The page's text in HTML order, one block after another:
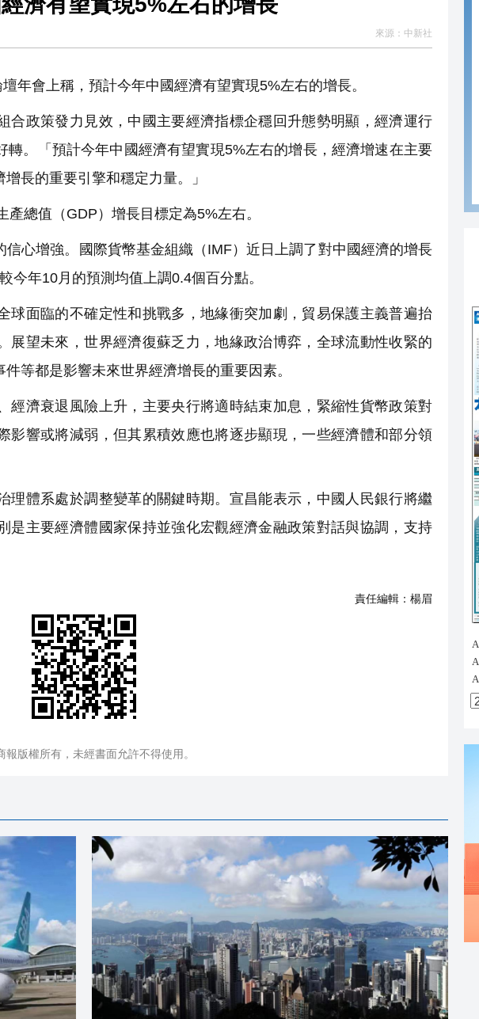
來源： 中新社
年會上稱，預計今年中國經濟有望實現5%左右的增長。
政策發力見效，中國主要經濟指標企穩回升態勢明顯，經濟運行
轉。「預計今年中國經濟有望實現5%左右的增長，經濟增速在主要
長的重要引擎和穩定力量。」
總值（GDP）增長目標定為5%左右。
心增強。國際貨幣基金組織（IMF）近日上調了對中國經濟的增長
今年10月的預測均值上調0.4個百分點。
面臨的不確定性和挑戰多，地緣衝突加劇，貿易保護主義普遍抬
展望未來，世界經濟復蘇乏力，地緣政治博弈，全球流動性收緊的
等都是影響未來世界經濟增長的重要因素。
濟衰退風險上升，主要央行將適時結束加息，緊縮性貨幣政策對
影響或將減弱，但其累積效應也將逐步顯現，一些經濟體和部分領
體系處於調整變革的關鍵時期。宣昌能表示，中國人民銀行將繼
是主要經濟體國家保持並強化宏觀經濟金融政策對話與協調，支持
責任編輯： 楊眉
報版權所有，未經書面允許不得使用。